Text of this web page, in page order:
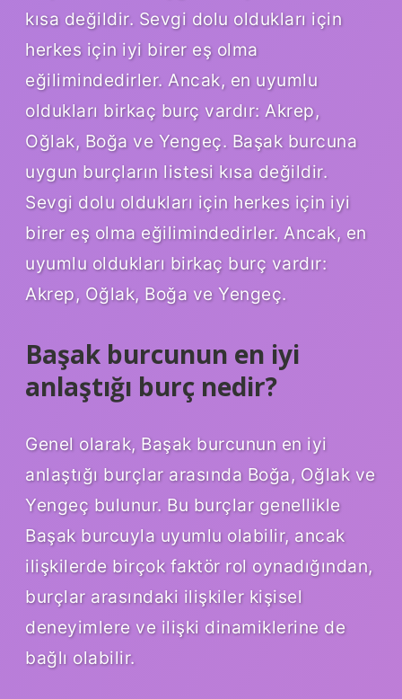
kısa değildir. Sevgi dolu oldukları için
herkes için iyi birer eş olma
eğilimindedirler. Ancak, en uyumlu
oldukları birkaç burç vardır: Akrep,
Oğlak, Boğa ve Yengeç. Başak burcuna
uygun burçların listesi kısa değildir.
Sevgi dolu oldukları için herkes için iyi
birer eş olma eğilimindedirler. Ancak, en
uyumlu oldukları birkaç burç vardır:
Akrep, Oğlak, Boğa ve Yengeç.
Başak burcunun en iyi
anlaştığı burç nedir?
Genel olarak, Başak burcunun en iyi
anlaştığı burçlar arasında Boğa, Oğlak ve
Yengeç bulunur. Bu burçlar genellikle
Başak burcuyla uyumlu olabilir, ancak
ilişkilerde birçok faktör rol oynadığından,
burçlar arasındaki ilişkiler kişisel
deneyimlere ve ilişki dinamiklerine de
bağlı olabilir.